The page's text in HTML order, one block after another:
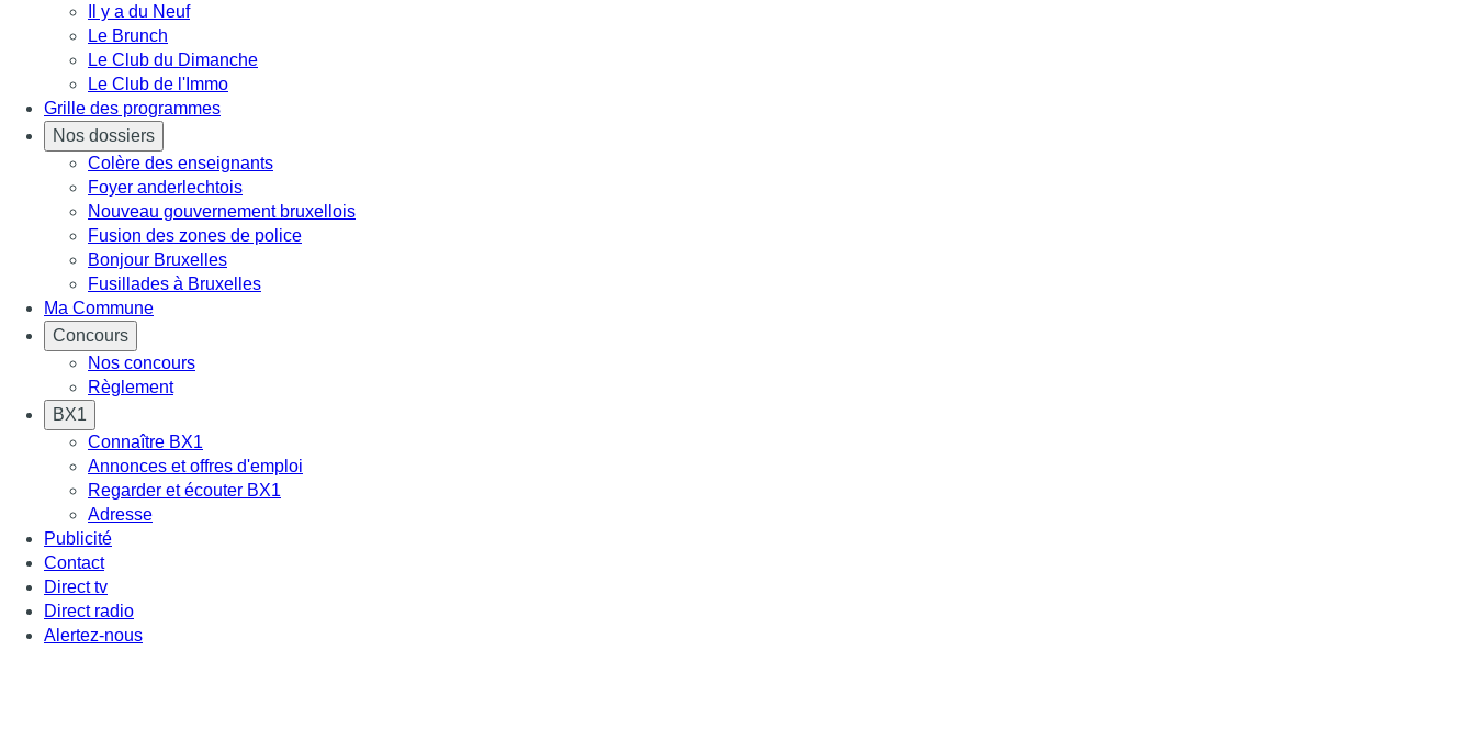
Il y a du Neuf
Le Brunch
Le Club du Dimanche
Le Club de l'Immo
Grille des programmes
Nos dossiers
Colère des enseignants
Foyer anderlechtois
Nouveau gouvernement bruxellois
Fusion des zones de police
Bonjour Bruxelles
Fusillades à Bruxelles
Ma Commune
Concours
Nos concours
Règlement
BX1
Connaître BX1
Annonces et offres d'emploi
Regarder et écouter BX1
Adresse
Publicité
Contact
Direct tv
Direct radio
Alertez-nous